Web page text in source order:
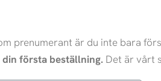
prenumerant är du inte bara
din första beställning. Det är vårt